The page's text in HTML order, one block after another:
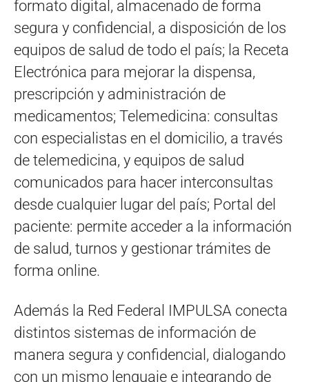
formato digital, almacenado de forma
segura y confidencial, a disposición de los
equipos de salud de todo el país; la Receta
Electrónica para mejorar la dispensa,
prescripción y administración de
medicamentos; Telemedicina: consultas
con especialistas en el domicilio, a través
de telemedicina, y equipos de salud
comunicados para hacer interconsultas
desde cualquier lugar del país; Portal del
paciente: permite acceder a la información
de salud, turnos y gestionar trámites de
forma online.
Además la Red Federal IMPULSA conecta
distintos sistemas de información de
manera segura y confidencial, dialogando
con un mismo lenguaje e integrando de